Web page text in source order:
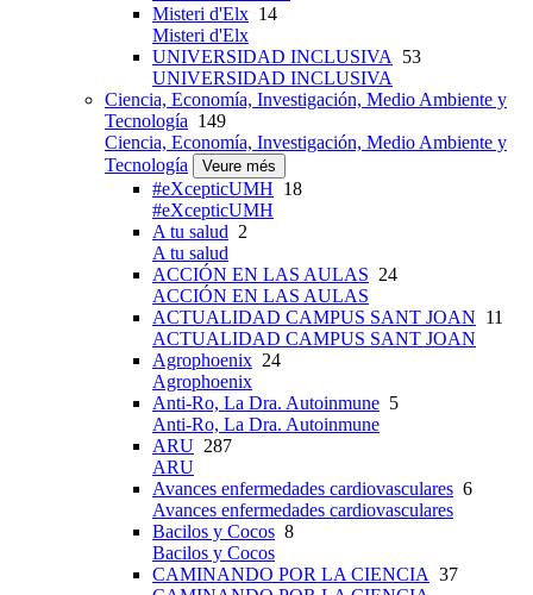
Misteri d'Elx 14
Misteri d'Elx
UNIVERSIDAD INCLUSIVA
53
UNIVERSIDAD INCLUSIVA
Ciencia, Economía, Investigación, Medio Ambiente y
Tecnología 149
Ciencia, Economía, Investigación, Medio Ambiente y
Tecnología
Veure més
#eXcepticUMH 18
#eXcepticUMH
A tu salud 2
A tu salud
ACCIÓN EN LAS AULAS 24
ACCIÓN EN LAS AULAS
ACTUALIDAD CAMPUS SANT JOAN 11
ACTUALIDAD CAMPUS SANT JOAN
Agrophoenix 24
Agrophoenix
Anti-Ro, La Dra. Autoinmune 5
Anti-Ro, La Dra. Autoinmune
ARU 287
ARU
Avances enfermedades cardiovasculares 6
Avances enfermedades cardiovasculares
Bacilos y Cocos 8
Bacilos y Cocos
CAMINANDO POR LA CIENCIA 37